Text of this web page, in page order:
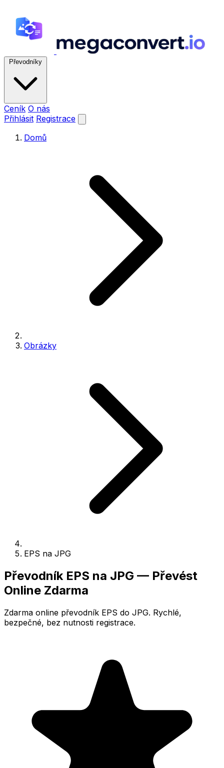
Převodníky
Ceník O nás
Přihlásit Registrace
Domů
Obrázky
EPS na JPG
Převodník EPS na JPG — Převést
Online Zdarma
Zdarma online převodník EPS do JPG. Rychlé,
bezpečné, bez nutnosti registrace.